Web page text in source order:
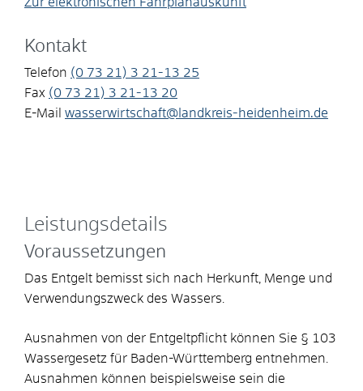
Kontakt
Telefon (0 73 21) 3 21-13 25
Fax (0 73 21) 3 21-13 20
E-Mail wasserwirtschaft@landkreis-heidenheim.de
Leistungsdetails
Voraussetzungen
Das Entgelt bemisst sich nach Herkunft, Menge und
Verwendungszweck des Wassers.
Ausnahmen von der Entgeltpflicht können Sie § 103
Wassergesetz für Baden-Württemberg entnehmen.
Ausnahmen können beispielsweise sein die